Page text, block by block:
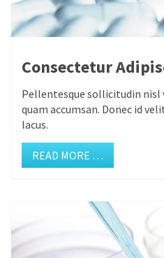
Consectetur
Pellentesque sollicitudin nisl
quam accumsan. Donec id
lacus.
READ MORE …